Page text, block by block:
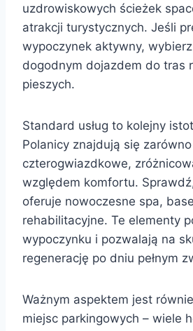
uzdrowiskowych ścieżek
atrakcji turystycznych. Jeśli
wypoczynek aktywny,
dogodnym dojazdem do tras
pieszych.
Standard usług to kolejny
Polanicy znajdują się
czterogwiazdkowe,
względem komfortu.
oferuje nowoczesne spa,
rehabilitacyjne. Te elementy
wypoczynku i pozwalają na
regenerację po dniu pełnym
Ważnym aspektem jest
miejsc parkingowych – wiele